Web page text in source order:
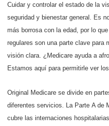
Encuentre un Proveedor/
Cuidar y controlar el estado de la
seguridad y bienestar general. Es
más borrosa con la edad, por lo
regulares son una parte clave para
visión clara. ¿Medicare ayuda a
Estamos aquí para permitirle ver los
Original Medicare se divide en
diferentes servicios. La Parte A de
cubre las internaciones